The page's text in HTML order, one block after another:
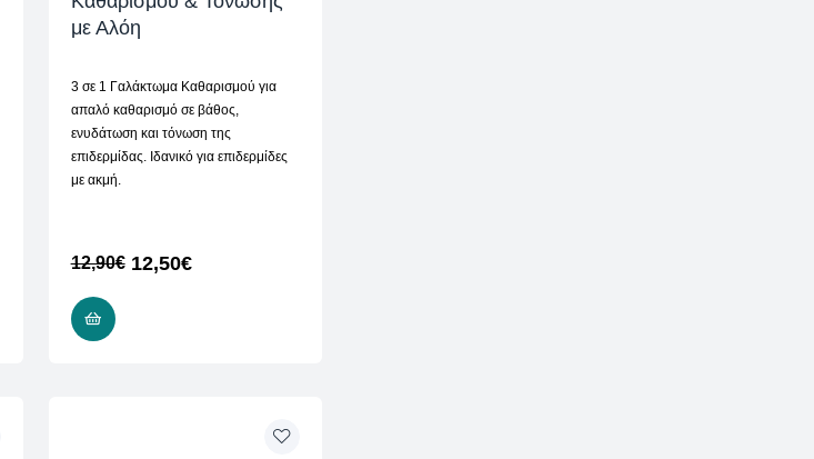
με Αλόη
3 σε 1 Γαλάκτωμα Καθαρισμού για
απαλό καθαρισμό σε βάθος,
ενυδάτωση και τόνωση της
επιδερμίδας. Ιδανικό για επιδερμίδες
με ακμή.
12,90€ 12,50€